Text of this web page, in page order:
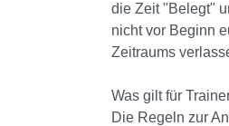
die Zeit "Belegt"
nicht vor Beginn
Zeitraums
Was gilt für
Die Regeln zur